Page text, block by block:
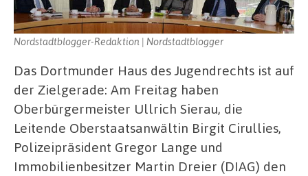
Nordstadtblogger-Redaktion | Nordstadtblogger
Das Dortmunder Haus des Jugendrechts ist auf
der Zielgerade: Am Freitag haben
Oberbürgermeister Ullrich Sierau, die
Leitende Oberstaatsanwältin Birgit Cirullies,
Polizeipräsident Gregor Lange und
Immobilienbesitzer Martin Dreier (DIAG) den